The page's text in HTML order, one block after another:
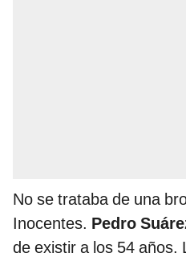
No se trataba de una
Inocentes. Pedro
de existir a los 54 años.